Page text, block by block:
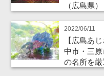
（広島県）
2022/06/11
【広島あ
中市・三
の名所を